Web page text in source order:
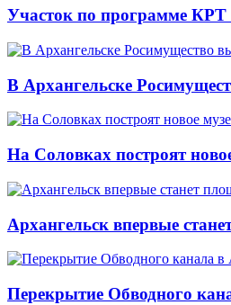
Участок по программе
В Архангельске
На Соловках построят
Архангельск впервые
Перекрытие Обводного